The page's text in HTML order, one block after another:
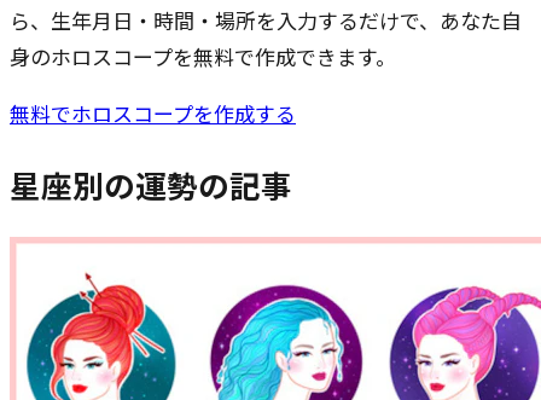
ら、生年月日・時間・場所を入力するだけで、あなた自
身のホロスコープを無料で作成できます。
無料でホロスコープを作成する
星座別の運勢の記事